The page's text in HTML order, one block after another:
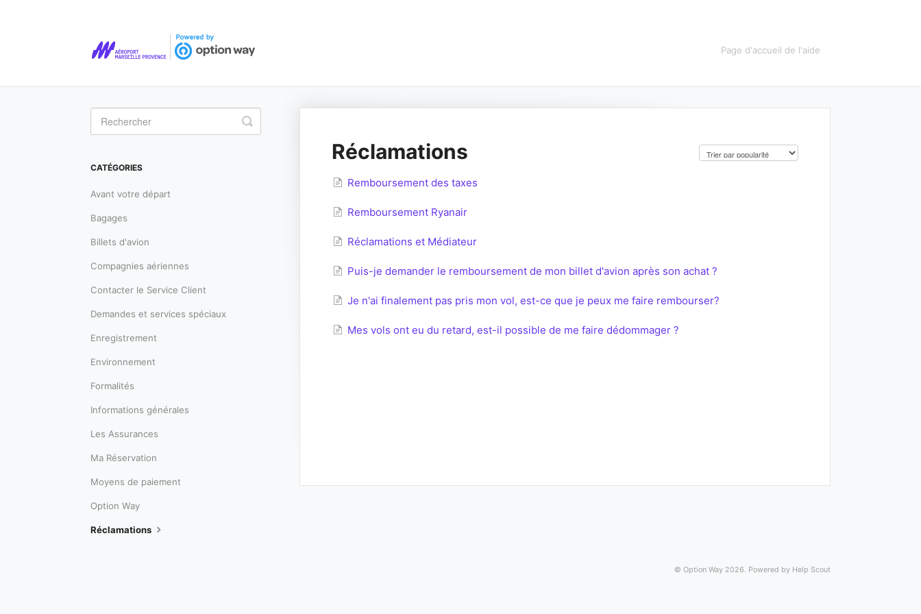
Page d'accueil de l'aide
Réclamations
Remboursement des taxes
Remboursement Ryanair
Réclamations et Médiateur
Puis-je demander le remboursement de mon billet d'avion après son achat ?
Je n'ai finalement pas pris mon vol, est-ce que je peux me faire rembourser?
Mes vols ont eu du retard, est-il possible de me faire dédommager ?
Toggle
Search
CATÉGORIES
Avant votre départ
Bagages
Billets d'avion
Compagnies aériennes
Contacter le Service Client
Demandes et services spéciaux
Enregistrement
Environnement
Formalités
Informations générales
Les Assurances
Ma Réservation
Moyens de paiement
Option Way
Réclamations
© Option Way 2026. Powered by Help Scout